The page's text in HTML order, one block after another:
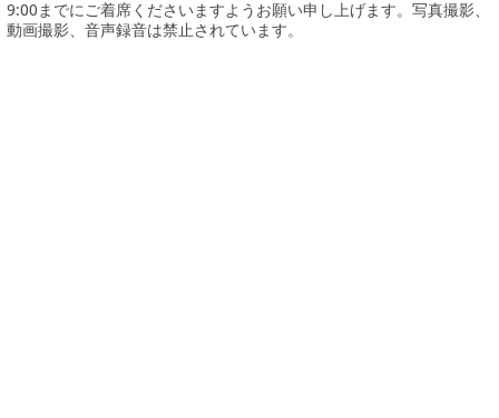
9:00までにご着席くださいますようお願い申し上げます。写真撮影、
動画撮影、音声録音は禁止されています。